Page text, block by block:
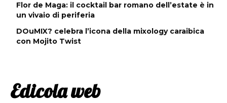
Flor de Maga: il cocktail bar romano dell’estate è in
un vivaio di periferia
DOuMIX? celebra l’icona della mixology caraibica
con Mojito Twist
Edicola web